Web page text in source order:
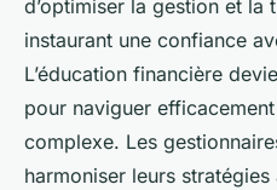
d’optimiser la gestion et la
instaurant une confiance
L’éducation financière
pour naviguer
complexe. Les
harmoniser leurs